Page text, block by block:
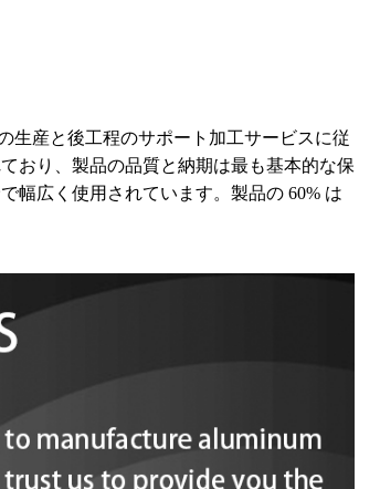
生産と後工程のサポート加工サービスに従
おり、製品の品質と納期は最も基本的な保
幅広く使用されています。製品の 60% は